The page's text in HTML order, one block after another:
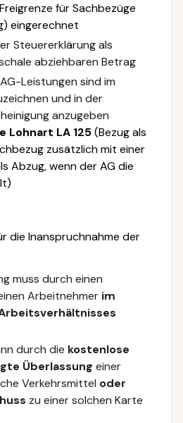
für Sachbezüge
eingerechnet
Steuererklärung als
abziehbaren Betrag
Leistungen sind im
und in der
anzugeben
Lohnart LA 125(Bezug als
zusätzlich mit einer
Abzug, wenn der AG die
die Inanspruchnahme der
muss durch einen
Arbeitnehmer im
durch die kostenlose
Überlassung einer
Verkehrsmittel oder
zu einer solchen Karte